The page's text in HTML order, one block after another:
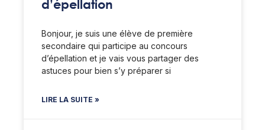
d’épellation
Bonjour, je suis une élève de première
secondaire qui participe au concours
d’épellation et je vais vous partager des
astuces pour bien s’y préparer si
LIRE LA SUITE »